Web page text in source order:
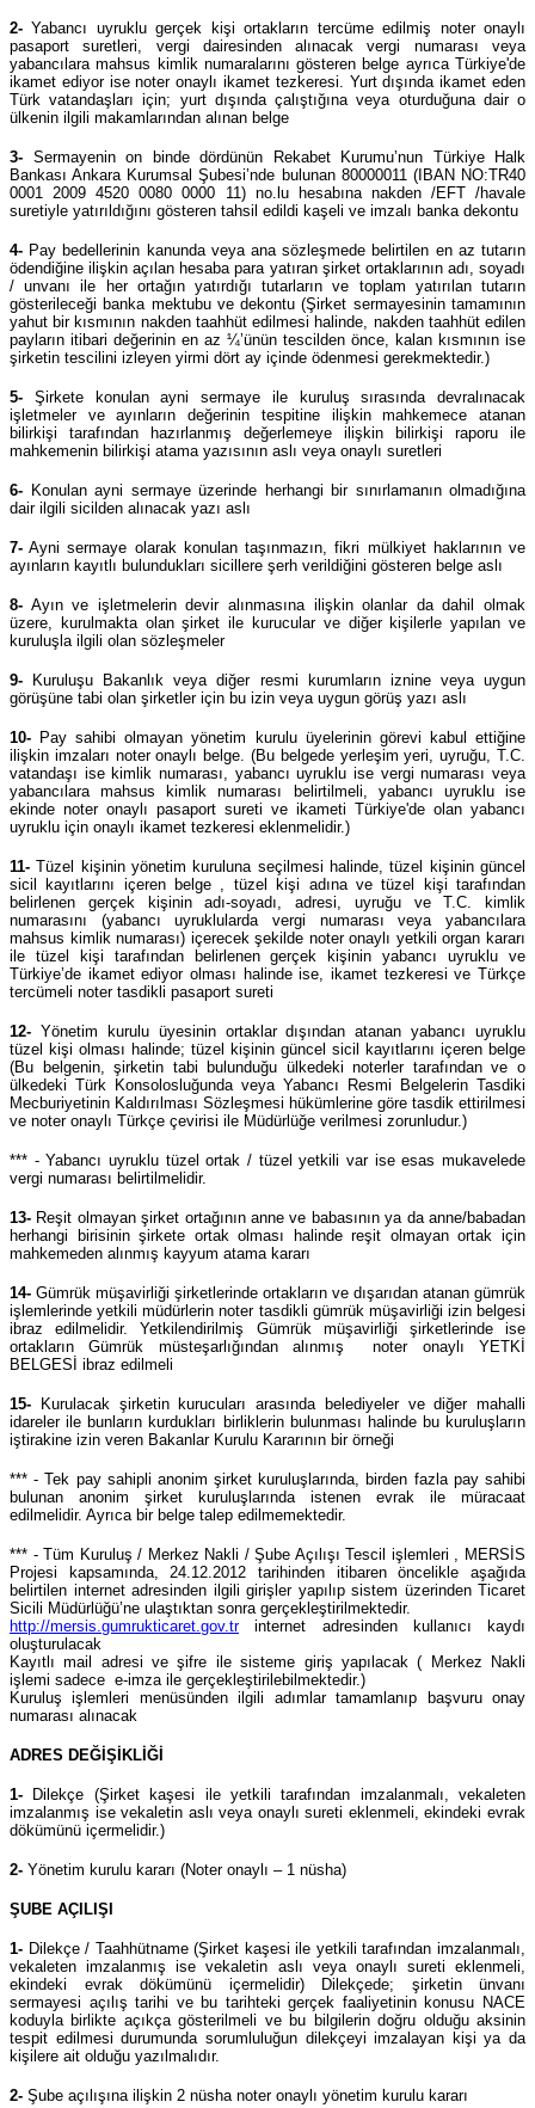
2- Yabancı uyruklu gerçek kişi ortakların tercüme edilmiş noter onaylı
pasaport suretleri, vergi dairesinden alınacak vergi numarası veya
yabancılara mahsus kimlik numaralarını gösteren belge ayrıca Türkiye'de
ikamet ediyor ise noter onaylı ikamet tezkeresi. Yurt dışında ikamet eden
Türk vatandaşları için; yurt dışında çalıştığına veya oturduğuna dair o
ülkenin ilgili makamlarından alınan belge
3- Sermayenin on binde dördünün Rekabet Kurumu’nun Türkiye Halk
Bankası Ankara Kurumsal Şubesi’nde bulunan 80000011 (IBAN NO:TR40
0001 2009 4520 0080 0000 11) no.lu hesabına nakden /EFT /havale
suretiyle yatırıldığını gösteren tahsil edildi kaşeli ve imzalı banka dekontu
4- Pay bedellerinin kanunda veya ana sözleşmede belirtilen en az tutarın
ödendiğine ilişkin açılan hesaba para yatıran şirket ortaklarının adı, soyadı
/ unvanı ile her ortağın yatırdığı tutarların ve toplam yatırılan tutarın
gösterileceği banka mektubu ve dekontu (Şirket sermayesinin tamamının
yahut bir kısmının nakden taahhüt edilmesi halinde, nakden taahhüt edilen
payların itibari değerinin en az ¼’ünün tescilden önce, kalan kısmının ise
şirketin tescilini izleyen yirmi dört ay içinde ödenmesi gerekmektedir.)
5- Şirkete konulan ayni sermaye ile kuruluş sırasında devralınacak
işletmeler ve ayınların değerinin tespitine ilişkin mahkemece atanan
bilirkişi tarafından hazırlanmış değerlemeye ilişkin bilirkişi raporu ile
mahkemenin bilirkişi atama yazısının aslı veya onaylı suretleri
6- Konulan ayni sermaye üzerinde herhangi bir sınırlamanın olmadığına
dair ilgili sicilden alınacak yazı aslı
7- Ayni sermaye olarak konulan taşınmazın, fikri mülkiyet haklarının ve
ayınların kayıtlı bulundukları sicillere şerh verildiğini gösteren belge aslı
8- Ayın ve işletmelerin devir alınmasına ilişkin olanlar da dahil olmak
üzere, kurulmakta olan şirket ile kurucular ve diğer kişilerle yapılan ve
kuruluşla ilgili olan sözleşmeler
9- Kuruluşu Bakanlık veya diğer resmi kurumların iznine veya uygun
görüşüne tabi olan şirketler için bu izin veya uygun görüş yazı aslı
10- Pay sahibi olmayan yönetim kurulu üyelerinin görevi kabul ettiğine
ilişkin imzaları noter onaylı belge. (Bu belgede yerleşim yeri, uyruğu, T.C.
vatandaşı ise kimlik numarası, yabancı uyruklu ise vergi numarası veya
yabancılara mahsus kimlik numarası belirtilmeli, yabancı uyruklu ise
ekinde noter onaylı pasaport sureti ve ikameti Türkiye'de olan yabancı
uyruklu için onaylı ikamet tezkeresi eklenmelidir.)
11- Tüzel kişinin yönetim kuruluna seçilmesi halinde, tüzel kişinin güncel
sicil kayıtlarını içeren belge , tüzel kişi adına ve tüzel kişi tarafından
belirlenen gerçek kişinin adı-soyadı, adresi, uyruğu ve T.C. kimlik
numarasını (yabancı uyruklularda vergi numarası veya yabancılara
mahsus kimlik numarası) içerecek şekilde noter onaylı yetkili organ kararı
ile tüzel kişi tarafından belirlenen gerçek kişinin yabancı uyruklu ve
Türkiye’de ikamet ediyor olması halinde ise, ikamet tezkeresi ve Türkçe
tercümeli noter tasdikli pasaport sureti
12- Yönetim kurulu üyesinin ortaklar dışından atanan yabancı uyruklu
tüzel kişi olması halinde; tüzel kişinin güncel sicil kayıtlarını içeren belge
(Bu belgenin, şirketin tabi bulunduğu ülkedeki noterler tarafından ve o
ülkedeki Türk Konsolosluğunda veya Yabancı Resmi Belgelerin Tasdiki
Mecburiyetinin Kaldırılması Sözleşmesi hükümlerine göre tasdik ettirilmesi
ve noter onaylı Türkçe çevirisi ile Müdürlüğe verilmesi zorunludur.)
*** - Yabancı uyruklu tüzel ortak / tüzel yetkili var ise esas mukavelede
vergi numarası belirtilmelidir.
13- Reşit olmayan şirket ortağının anne ve babasının ya da anne/babadan
herhangi birisinin şirkete ortak olması halinde reşit olmayan ortak için
mahkemeden alınmış kayyum atama kararı
14- Gümrük müşavirliği şirketlerinde ortakların ve dışarıdan atanan gümrük
işlemlerinde yetkili müdürlerin noter tasdikli gümrük müşavirliği izin belgesi
ibraz edilmelidir. Yetkilendirilmiş Gümrük müşavirliği şirketlerinde ise
ortakların Gümrük müsteşarlığından alınmış noter onaylı YETKİ
BELGESİ ibraz edilmeli
15- Kurulacak şirketin kurucuları arasında belediyeler ve diğer mahalli
idareler ile bunların kurdukları birliklerin bulunması halinde bu kuruluşların
iştirakine izin veren Bakanlar Kurulu Kararının bir örneği
*** - Tek pay sahipli anonim şirket kuruluşlarında, birden fazla pay sahibi
bulunan anonim şirket kuruluşlarında istenen evrak ile müracaat
edilmelidir. Ayrıca bir belge talep edilmemektedir.
*** - Tüm Kuruluş / Merkez Nakli / Şube Açılışı Tescil işlemleri , MERSİS
Projesi kapsamında, 24.12.2012 tarihinden itibaren öncelikle aşağıda
belirtilen internet adresinden ilgili girişler yapılıp sistem üzerinden Ticaret
Sicili Müdürlüğü’ne ulaştıktan sonra gerçekleştirilmektedir.
http://mersis.gumrukticaret.gov.trinternet adresinden kullanıcı kaydı
oluşturulacak
Kayıtlı mail adresi ve şifre ile sisteme giriş yapılacak ( Merkez Nakli
işlemi sadece e-imza ile gerçekleştirilebilmektedir.)
Kuruluş işlemleri menüsünden ilgili adımlar tamamlanıp başvuru onay
numarası alınacak
ADRES DEĞİŞİKLİĞİ
1- Dilekçe (Şirket kaşesi ile yetkili tarafından imzalanmalı, vekaleten
imzalanmış ise vekaletin aslı veya onaylı sureti eklenmeli, ekindeki evrak
dökümünü içermelidir.)
2- Yönetim kurulu kararı (Noter onaylı – 1 nüsha)
ŞUBE AÇILIŞI
1- Dilekçe / Taahhütname (Şirket kaşesi ile yetkili tarafından imzalanmalı,
vekaleten imzalanmış ise vekaletin aslı veya onaylı sureti eklenmeli,
ekindeki evrak dökümünü içermelidir) Dilekçede; şirketin ünvanı
sermayesi açılış tarihi ve bu tarihteki gerçek faaliyetinin konusu NACE
koduyla birlikte açıkça gösterilmeli ve bu bilgilerin doğru olduğu aksinin
tespit edilmesi durumunda sorumluluğun dilekçeyi imzalayan kişi ya da
kişilere ait olduğu yazılmalıdır.
2- Şube açılışına ilişkin 2 nüsha noter onaylı yönetim kurulu kararı